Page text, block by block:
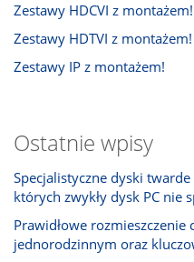
Zestawy HDCVI z montażem!
Zestawy HDTVI z montażem!
Zestawy IP z montażem!
Ostatnie wpisy
Specjalistyczne dyski
których zwykły dysk PC nie
Prawidłowe
jednorodzinnym oraz